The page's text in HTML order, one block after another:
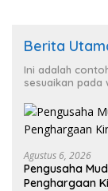
Berita
Ini adalah
sesuaikan pada
Agustus 6, 2026
Pengusaha
Penghargaan